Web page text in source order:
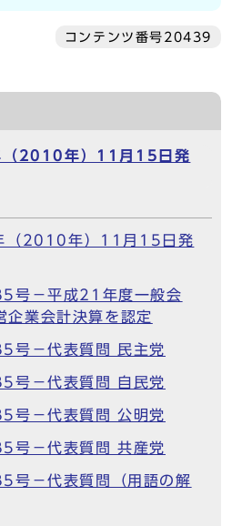
コンテンツ番号20439
2010年）11月15日発
2010年）11月15日発
号－平成21年度一般会
企業会計決算を認定
号－代表質問 民主党
号－代表質問 自民党
号－代表質問 公明党
号－代表質問 共産党
－代表質問（用語の解